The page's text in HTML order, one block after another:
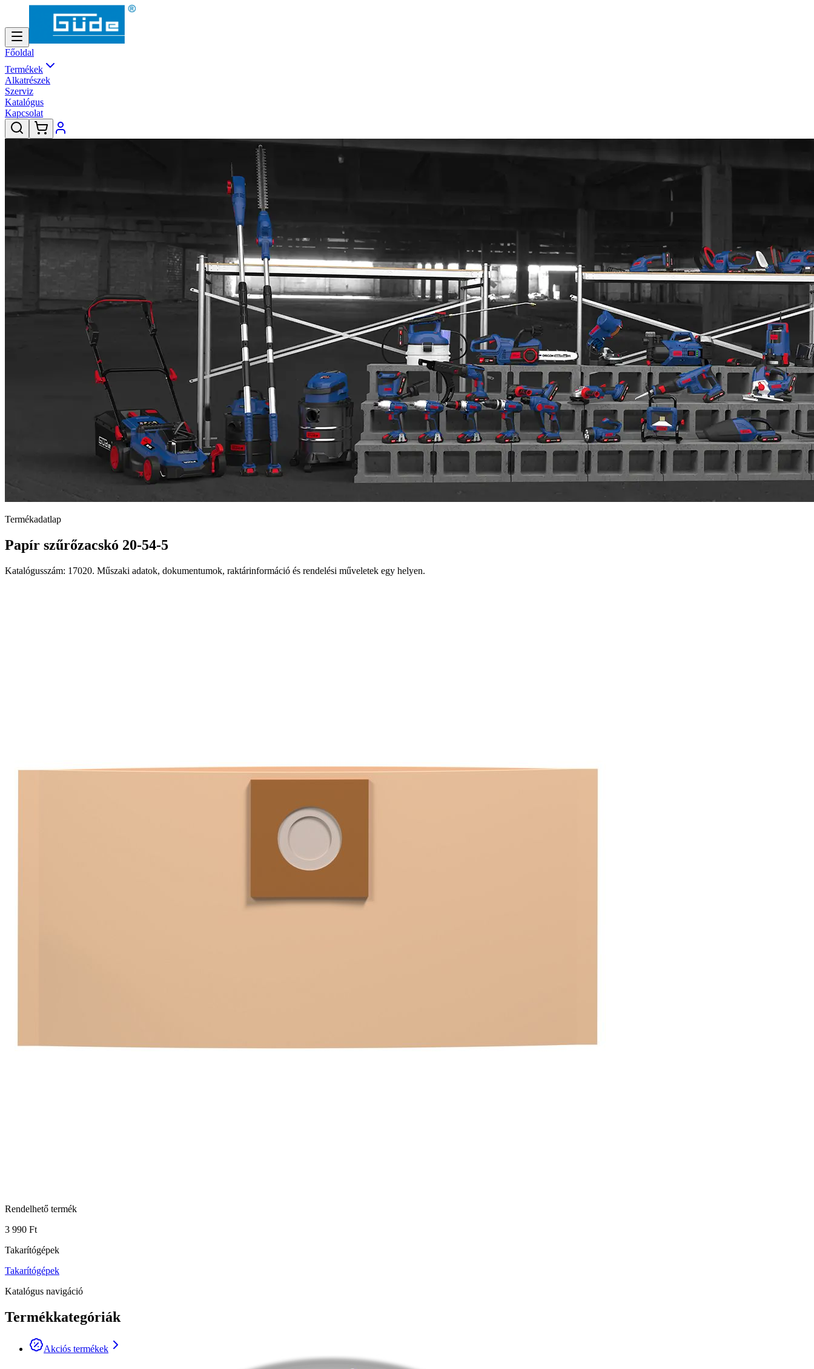
Főoldal
Termékek
Alkatrészek
Szerviz
Katalógus
Kapcsolat
Termékadatlap
Papír szűrőzacskó 20-54-5
Katalógusszám: 17020. Műszaki adatok, dokumentumok, raktárinformáció és rendelési műveletek egy helyen.
Rendelhető termék
3 990 Ft
Takarítógépek
Takarítógépek
Katalógus navigáció
Termékkategóriák
Akciós termékek